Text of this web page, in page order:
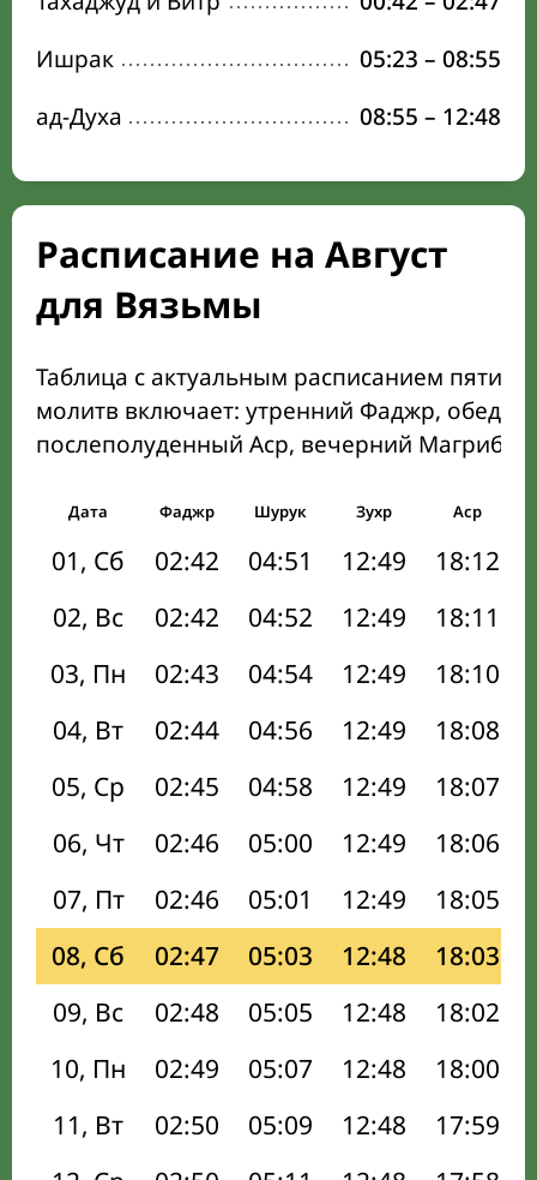
Ишрак
05:23 – 08:55
ад-Духа
08:55 – 12:48
Расписание на Август
для Вязьмы
Таблица с актуальным расписанием пяти
молитв включает: утренний Фаджр,
послеполуденный Аср, вечерний Магриб
Дата Фаджр Шурук Зухр Аср
01, Сб 02:42 04:51 12:49 18:12
02, Вс
02:42 04:52 12:49 18:11
03, Пн
02:43 04:54 12:49 18:10
04, Вт
02:44 04:56 12:49 18:08
05, Ср
02:45 04:58 12:49 18:07
06, Чт
02:46 05:00 12:49 18:06
07, Пт
02:46 05:01 12:49 18:05
08, Сб
02:47 05:03 12:48 18:03
09, Вс
02:48 05:05 12:48 18:02
10, Пн
02:49 05:07 12:48 18:00
11, Вт
02:50 05:09 12:48 17:59